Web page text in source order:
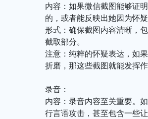
内容：如果微信截图能够证
的，或者能反映出她因为怀
形式：确保截图内容清晰，
截取部分。
注意：纯粹的怀疑表达，如
折磨，那这些截图就能发挥作
录音：
内容：录音内容至关重要。
行言语攻击，甚至包含一些